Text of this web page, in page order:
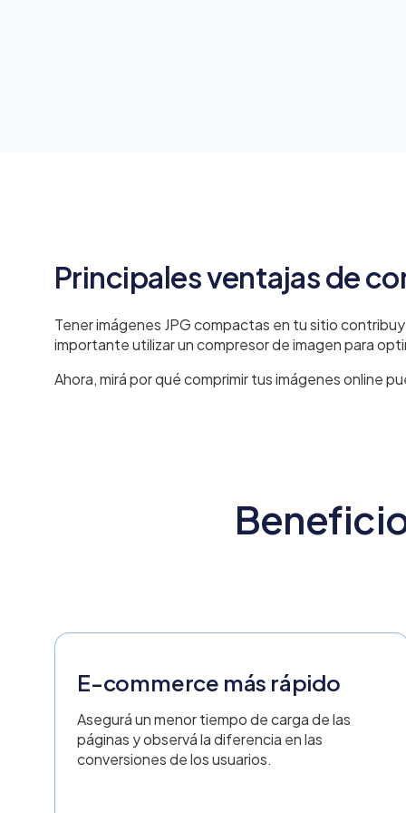
Principales ventajas de
Tener imágenes JPG compactas en tu sitio
importante utilizar un compresor de imagen para
Ahora, mirá por qué comprimir tus imágenes online
E-commerce más rápido
Asegurá un menor tiempo de carga de las
páginas y observá la diferencia en las
conversiones de los usuarios.